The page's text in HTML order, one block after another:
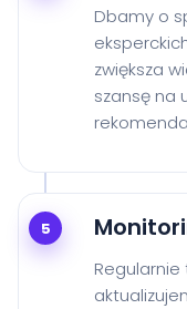
Dbamy o
zwiększa
szansę na
5